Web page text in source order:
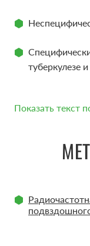
туберкулезе
Показать текст
включают в себя: